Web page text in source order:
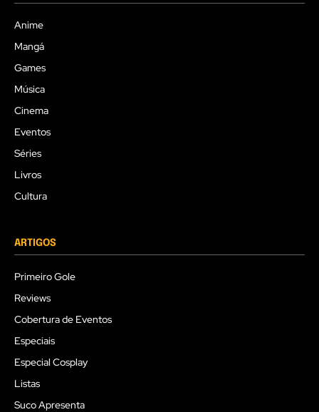
Anime
Mangá
Games
Música
Cinema
Eventos
Séries
Livros
Cultura
ARTIGOS
Primeiro Gole
Reviews
Cobertura de Eventos
Especiais
Especial Cosplay
Listas
Suco Apresenta